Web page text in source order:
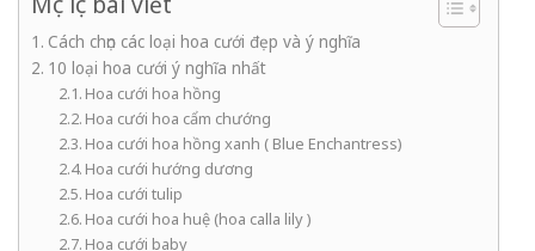
Cách chọn các loại hoa cưới đẹp và ý nghĩa
10 loại hoa cưới ý nghĩa nhất
Hoa cưới hoa hồng
Hoa cưới hoa cẩm chướng
Hoa cưới hoa hồng xanh ( Blue Enchantress)
Hoa cưới hướng dương
Hoa cưới tulip
Hoa cưới hoa huệ (hoa calla lily )
Hoa cưới baby